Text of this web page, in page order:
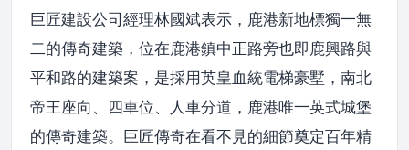
巨匠建設公司經理林國斌表示，鹿港新地標獨一無
二的傳奇建築，位在鹿港鎮中正路旁也即鹿興路與
平和路的建築案，是採用英皇血統電梯豪墅，南北
帝王座向、四車位、人車分道，鹿港唯一英式城堡
的傳奇建築。巨匠傳奇在看不見的細節奠定百年精